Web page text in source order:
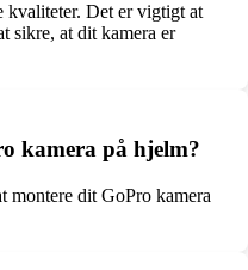
kvaliteter. Det er vigtigt at
sikre, at dit kamera er
kamera på hjelm?
montere dit GoPro kamera